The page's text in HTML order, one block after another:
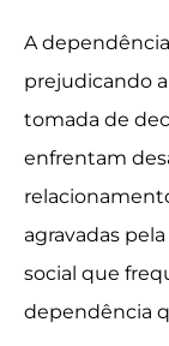
A
prejudicando
tomada de
enfrentam
agravadas
social que
dependência